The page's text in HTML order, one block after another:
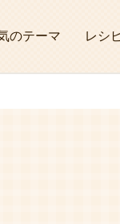
のテーマ レシ